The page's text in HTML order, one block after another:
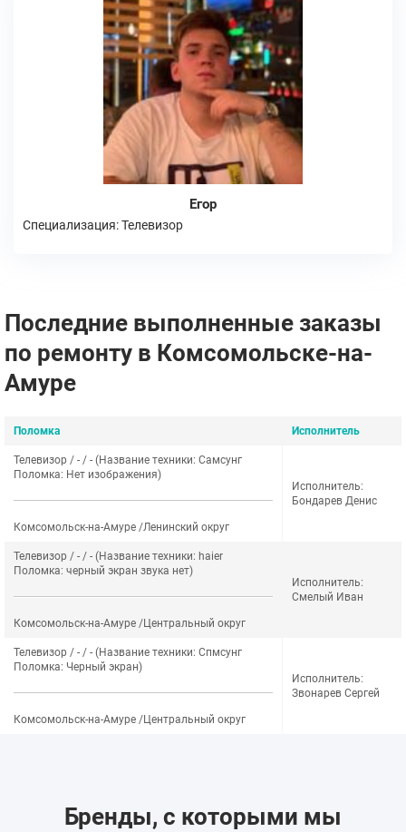
Егор
Специализация: Телевизор
Последние выполненные заказы
по ремонту в Комсомольске-на-
Амуре
Поломка Исполнитель
Телевизор / - / - (Название техники: Самсунг
Поломка: Нет изображения)
Комсомольск-на-Амуре /Ленинский округ
Исполнитель:
Бондарев Денис
Телевизор / - / - (Название техники: haier
Поломка: черный экран звука нет)
Комсомольск-на-Амуре /Центральный округ
Исполнитель:
Смелый Иван
Телевизор / - / - (Название техники: Спмсунг
Поломка: Черный экран)
Комсомольск-на-Амуре /Центральный округ
Исполнитель:
Звонарев Сергей
Бренды, с которыми мы